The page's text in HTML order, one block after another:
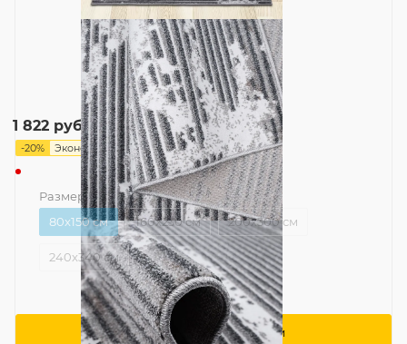
1 822 руб. 2 277руб.
-20% Экономия455руб.
Размер — 80x150 см
80x150 см
160x230 см 200x300 см
240x340 см
Сообщить о поступлении